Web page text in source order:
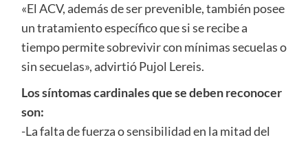
«El ACV, además de ser prevenible, también posee
un tratamiento específico que si se recibe a
tiempo permite sobrevivir con mínimas secuelas o
sin secuelas», advirtió Pujol Lereis.
Los síntomas cardinales que se deben reconocer
son:
-La falta de fuerza o sensibilidad en la mitad del